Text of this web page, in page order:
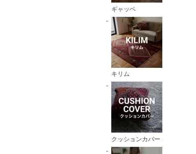
ギャッベ
キリム
クッションカバー